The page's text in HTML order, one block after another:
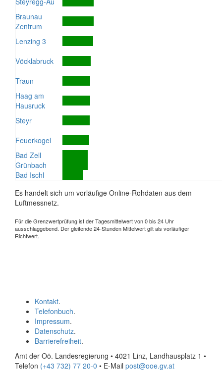
Braunau
Zentrum
Lenzing 3
Vöcklabruck
Traun
Haag am
Hausruck
Steyr
Feuerkogel
Bad Zell
Grünbach
Bad Ischl
Es handelt sich um vorläufige Online-Rohdaten aus dem
Luftmessnetz.
Für die Grenzwertprüfung ist der Tagesmittelwert von 0 bis 24 Uhr
ausschlaggebend. Der gleitende 24-Stunden Mittelwert gilt als vorläufiger
Richtwert.
Kontakt.
Telefonbuch.
Impressum.
Datenschutz.
Barrierefreiheit.
Amt der Oö. Landesregierung • 4021 Linz, Landhausplatz 1 •
Telefon (+43 732) 77 20-0 • E-Mail post@ooe.gv.at